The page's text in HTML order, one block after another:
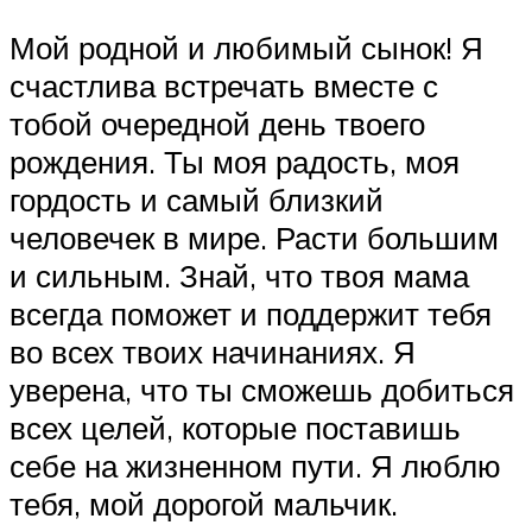
Мой родной и любимый сынок! Я
счастлива встречать вместе с
тобой очередной день твоего
рождения. Ты моя радость, моя
гордость и самый близкий
человечек в мире. Расти большим
и сильным. Знай, что твоя мама
всегда поможет и поддержит тебя
во всех твоих начинаниях. Я
уверена, что ты сможешь добиться
всех целей, которые поставишь
себе на жизненном пути. Я люблю
тебя, мой дорогой мальчик.